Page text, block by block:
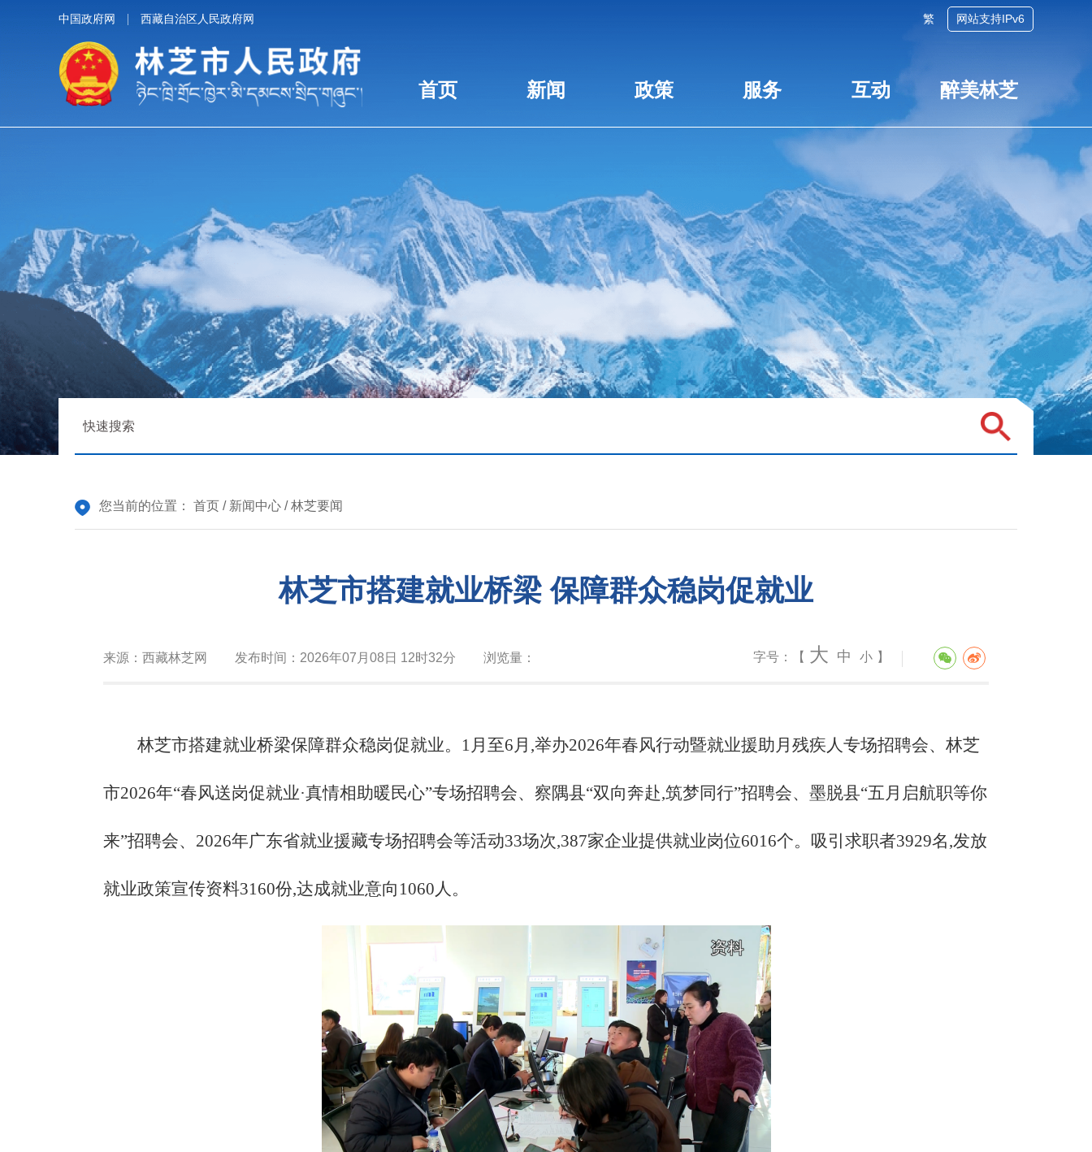
中国政府网 西藏自治区人民政府网 繁 网站支持IPv6
首页 新闻 政策 服务 互动 醉美林芝
您当前的位置： 首页 / 新闻中心 /林芝要闻
林芝市搭建就业桥梁 保障群众稳岗促就业
来源： 西藏林芝网 发布时间： 2026年07月08日 12时32分 浏览量： 字号：【 大 中 小 】
林芝市搭建就业桥梁保障群众稳岗促就业。 1月至6月,举办2026年春风行动暨就业援助月残疾人专场招聘会、林芝
市2026年“春风送岗促就业·真情相助暖民心”专场招聘会、察隅县“双向奔赴,筑梦同行”招聘会、墨脱县“五月启航职等你
来”招聘会、2026年广东省就业援藏专场招聘会等活动33场次,387家企业提供就业岗位6016个。吸引求职者3929名,发放
就业政策宣传资料3160份,达成就业意向1060人。